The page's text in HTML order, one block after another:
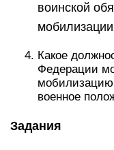
воинской
Какое
Федерации
мобилизацию
военное
Задания